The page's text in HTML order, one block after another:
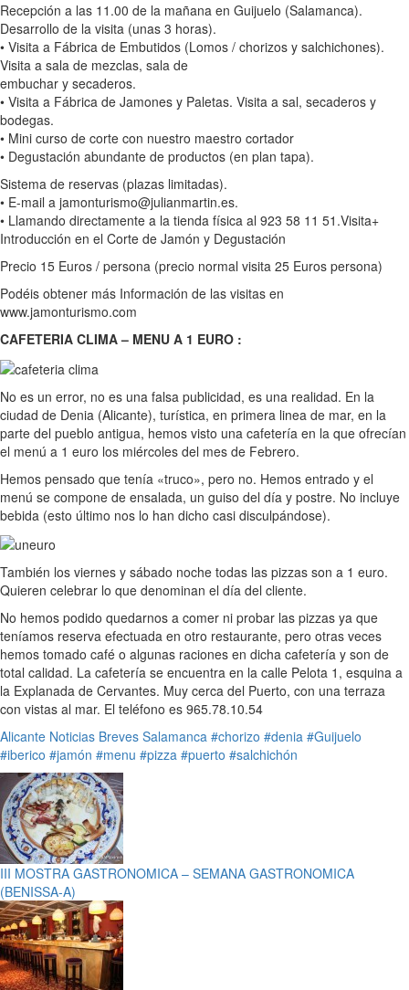
Recepción a las 11.00 de la mañana en Guijuelo (Salamanca).
Desarrollo de la visita (unas 3 horas).
• Visita a Fábrica de Embutidos (Lomos / chorizos y salchichones).
Visita a sala de mezclas, sala de
embuchar y secaderos.
• Visita a Fábrica de Jamones y Paletas. Visita a sal, secaderos y
bodegas.
• Mini curso de corte con nuestro maestro cortador
• Degustación abundante de productos (en plan tapa).
Sistema de reservas (plazas limitadas).
• E-mail a jamonturismo@julianmartin.es.
• Llamando directamente a la tienda física al 923 58 11 51.Visita+
Introducción en el Corte de Jamón y Degustación
Precio 15 Euros / persona (precio normal visita 25 Euros persona)
Podéis obtener más Información de las visitas en
www.jamonturismo.com
CAFETERIA CLIMA – MENU A 1 EURO :
No es un error, no es una falsa publicidad, es una realidad. En la
ciudad de Denia (Alicante), turística, en primera linea de mar, en la
parte del pueblo antigua, hemos visto una cafetería en la que ofrecían
el menú a 1 euro los miércoles del mes de Febrero.
Hemos pensado que tenía «truco», pero no. Hemos entrado y el
menú se compone de ensalada, un guiso del día y postre. No incluye
bebida (esto último nos lo han dicho casi disculpándose).
También los viernes y sábado noche todas las pizzas son a 1 euro.
Quieren celebrar lo que denominan el día del cliente.
No hemos podido quedarnos a comer ni probar las pizzas ya que
teníamos reserva efectuada en otro restaurante, pero otras veces
hemos tomado café o algunas raciones en dicha cafetería y son de
total calidad. La cafetería se encuentra en la calle Pelota 1, esquina a
la Explanada de Cervantes. Muy cerca del Puerto, con una terraza
con vistas al mar. El teléfono es 965.78.10.54
Alicante Noticias Breves Salamanca #chorizo #denia #Guijuelo
#iberico #jamón #menu #pizza #puerto #salchichón
III MOSTRA GASTRONOMICA – SEMANA GASTRONOMICA
(BENISSA-A)